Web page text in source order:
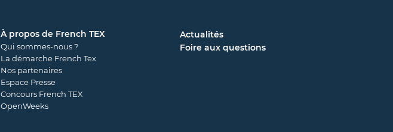
À propos de French TEX
Qui sommes-nous ?
La démarche French Tex
Nos partenaires
Espace Presse
Concours French TEX
OpenWeeks
Actualités
Foire aux questions